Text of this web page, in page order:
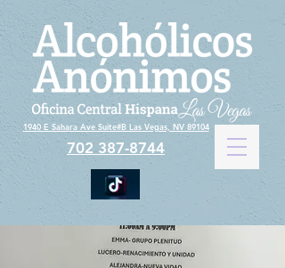
1940 E Sahara Ave Suite#B Las Vegas, NV 89104
702 387-8744